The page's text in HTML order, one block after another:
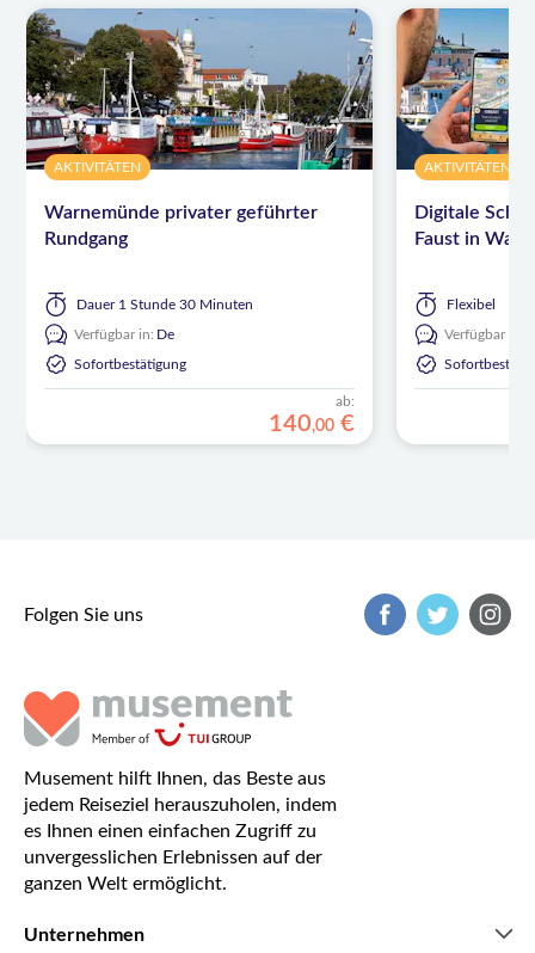
AKTIVITÄTEN
Warnemünde privater geführter
Rundgang
Dauer 1 Stunde 30 Minuten
Verfügbar in: De
Sofortbestätigung
ab:
140,00 €
AKTIVITÄTEN
Digitale
Faust in
Flexibel
Verfügbar in:
Folgen Sie uns
Musement hilft Ihnen, das Beste aus
jedem Reiseziel herauszuholen, indem
es Ihnen einen einfachen Zugriff zu
unvergesslichen Erlebnissen auf der
ganzen Welt ermöglicht.
Unternehmen